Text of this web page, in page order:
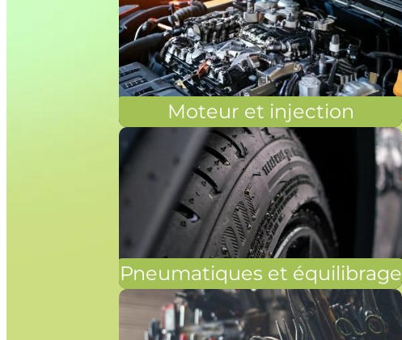
Moteur et injection
Pneumatiques et équilibrage